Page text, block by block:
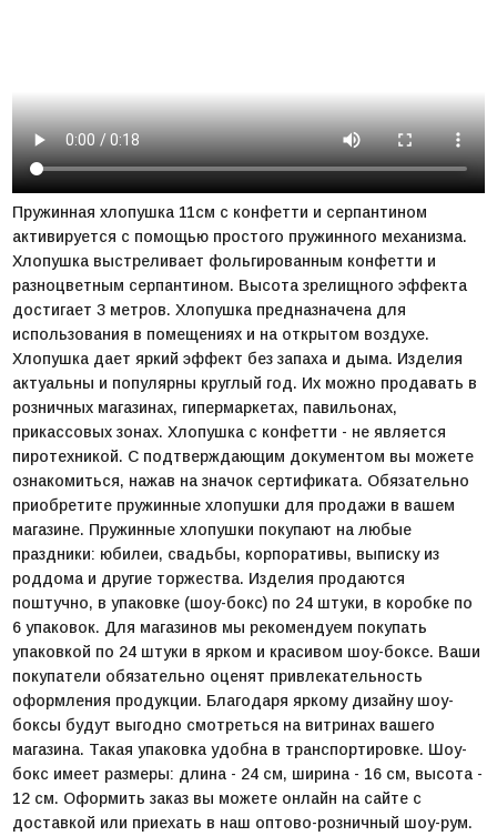
Пружинная хлопушка 11см с конфетти и серпантином
активируется с помощью простого пружинного механизма.
Хлопушка выстреливает фольгированным конфетти и
разноцветным серпантином. Высота зрелищного эффекта
достигает 3 метров. Хлопушка предназначена для
использования в помещениях и на открытом воздухе.
Хлопушка дает яркий эффект без запаха и дыма. Изделия
актуальны и популярны круглый год. Их можно продавать в
розничных магазинах, гипермаркетах, павильонах,
прикассовых зонах. Хлопушка с конфетти - не является
пиротехникой. С подтверждающим документом вы можете
ознакомиться, нажав на значок сертификата. Обязательно
приобретите пружинные хлопушки для продажи в вашем
магазине. Пружинные хлопушки покупают на любые
праздники: юбилеи, свадьбы, корпоративы, выписку из
роддома и другие торжества. Изделия продаются
поштучно, в упаковке (шоу-бокс) по 24 штуки, в коробке по
6 упаковок. Для магазинов мы рекомендуем покупать
упаковкой по 24 штуки в ярком и красивом шоу-боксе. Ваши
покупатели обязательно оценят привлекательность
оформления продукции. Благодаря яркому дизайну шоу-
боксы будут выгодно смотреться на витринах вашего
магазина. Такая упаковка удобна в транспортировке. Шоу-
бокс имеет размеры: длина - 24 см, ширина - 16 см, высота -
12 см. Оформить заказ вы можете онлайн на сайте с
доставкой или приехать в наш оптово-розничный шоу-рум.